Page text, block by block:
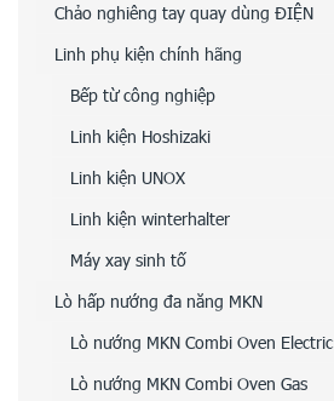
Chảo nghiêng tay quay dùng ĐIỆN
Linh phụ kiện chính hãng
Bếp từ công nghiệp
Linh kiện Hoshizaki
Linh kiện UNOX
Linh kiện winterhalter
Máy xay sinh tố
Lò hấp nướng đa năng MKN
Lò nướng MKN Combi Oven Electric
Lò nướng MKN Combi Oven Gas